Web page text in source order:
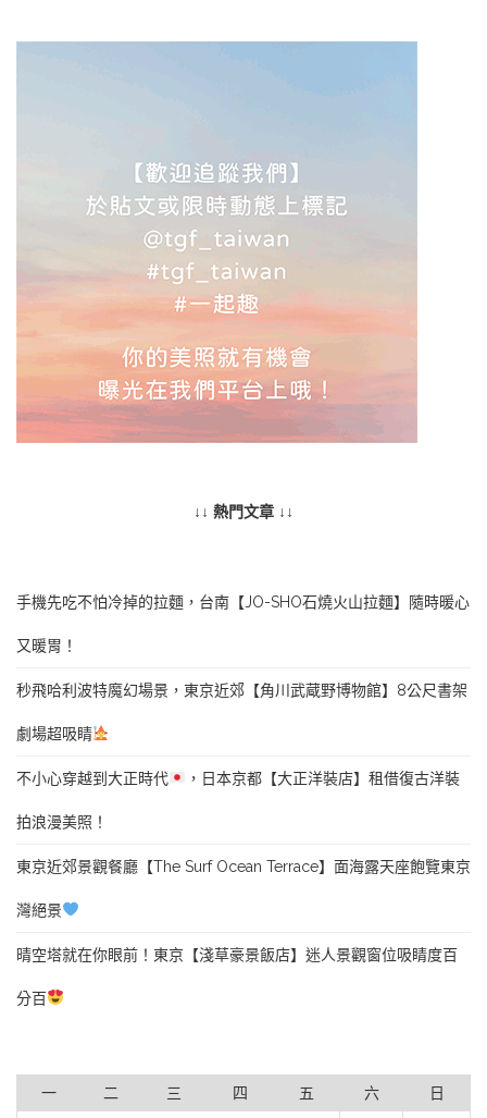
↓↓ 熱門文章 ↓↓
手機先吃不怕冷掉的拉麵，台南【JO-SHO石燒火山拉麵】隨時暖心
又暖胃！
秒飛哈利波特魔幻場景，東京近郊【角川武蔵野博物館】8公尺書架
劇場超吸睛
不小心穿越到大正時代 ，日本京都【大正洋裝店】租借復古洋裝
拍浪漫美照！
東京近郊景觀餐廳【The Surf Ocean Terrace】面海露天座飽覽東京
灣絕景
晴空塔就在你眼前！東京【淺草豪景飯店】迷人景觀窗位吸睛度百
分百
一 二 三 四 五 六 日